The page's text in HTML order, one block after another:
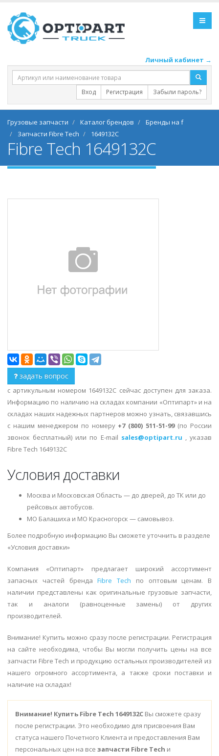
Личный кабинет →
Вход Регистрация Забыли пароль?
Грузовые запчасти Каталог брендов
Бренды на f
Запчасти Fibre Tech
1649132C
Fibre Tech 1649132C
задать вопрос
с артикульным номером 1649132C сейчас доступен для заказа.
Информацию по наличию на складах компании «Оптипарт» и на
складах наших надежных партнеров можно узнать, связавшись
с нашим менеджером по номеру +7 (800) 511-51-99(по России
звонок бесплатный) или по E-mail sales@optipart.ru , указав
Fibre Tech 1649132C
Условия доставки
Москва и Московская Область — до дверей, до ТК или до
рейсовых автобусов.
МО Балашиха и МО Красногорск — самовывоз.
Более подробную информацию Вы сможете уточнить в разделе
«Условия доставки»
Компания «Оптипарт» предлагает широкий ассортимент
запасных частей брендаFibre Tech по оптовым ценам. В
наличии представлены как оригинальные грузовые запчасти,
так и аналоги (равноценные замены) от других
производителей.
Внимание! Купить можно сразу после регистрации. Регистрация
на сайте необходима, чтобы Вы могли получить цены на все
запчасти Fibre Tech и продукцию остальных производителей из
нашего огромного ассортимента, а также сроки поставки и
наличие на складах!
Внимание! Купить Fibre Tech 1649132C Вы сможете сразу
после регистрации. Это необходимо для присвоения Вам
статуса нашего Почетного Клиента и предоставления Вам
персональных цен на все запчасти Fibre Tech и